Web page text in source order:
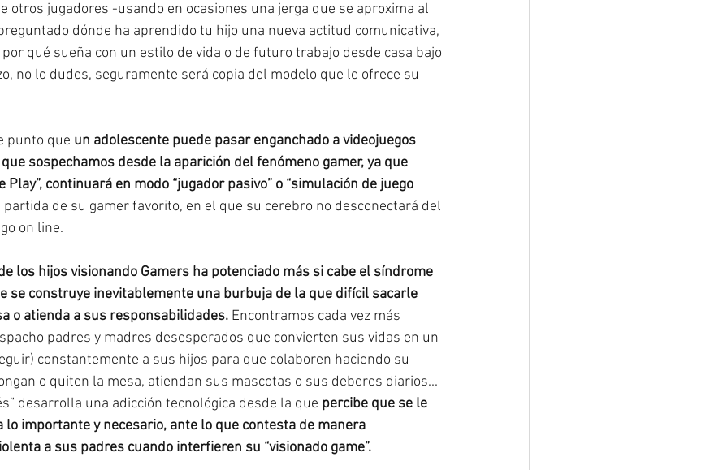
otros jugadores -usando en ocasiones una jerga que se aproxima al
dónde ha aprendido tu hijo una nueva actitud comunicativa,
qué sueña con un estilo de vida o de futuro trabajo desde casa bajo
no lo dudes, seguramente será copia del modelo que le ofrece su
punto que un adolescente puede pasar enganchado a videojuegos
sospechamos desde la aparición del fenómeno gamer, ya que
Play”, continuará en modo “jugador pasivo” o “simulación de juego
partida de su gamer favorito, en el que su cerebro no desconectará del
on line.
los hijos visionando Gamers ha potenciado más si cabe el síndrome
se construye inevitablemente una burbuja de la que difícil sacarle
o atienda a sus responsabilidades. Encontramos cada vez más
padres y madres desesperados que convierten sus vidas en un
constantemente a sus hijos para que colaboren haciendo su
o quiten la mesa, atiendan sus mascotas o sus deberes diarios...
desarrolla una adicción tecnológica desde la que percibe que se le
lo importante y necesario, ante lo que contesta de manera
a sus padres cuando interfieren su “visionado game”.